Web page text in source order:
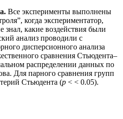
Все эксперименты выполнены
когда экспериментатор,
какие воздействия были
анализ проводили с
дисперсионного анализа
сравнения Стьюдента–
распределении данных по
Для парного сравнения групп
Стьюдента (p < < 0.05).